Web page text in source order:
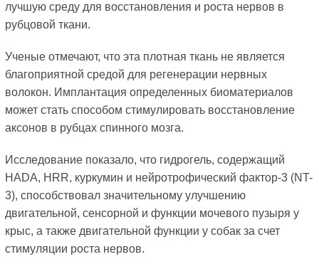
лучшую среду для восстановления и роста нервов в
рубцовой ткани.
Ученые отмечают, что эта плотная ткань не является
благоприятной средой для регенерации нервных
волокон. Имплантация определенных биоматериалов
может стать способом стимулировать восстановление
аксонов в рубцах спинного мозга.
Исследование показало, что гидрогель, содержащий
HADA, HRR, куркумин и нейротрофический фактор-3 (NT-
3), способствовал значительному улучшению
двигательной, сенсорной и функции мочевого пузыря у
крыс, а также двигательной функции у собак за счет
стимуляции роста нервов.